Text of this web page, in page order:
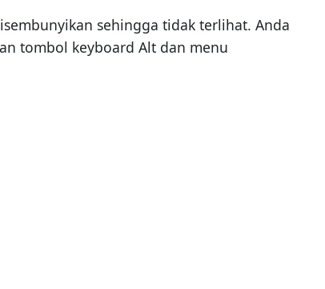
sehingga tidak terlihat. Anda
tombol keyboard Alt dan menu